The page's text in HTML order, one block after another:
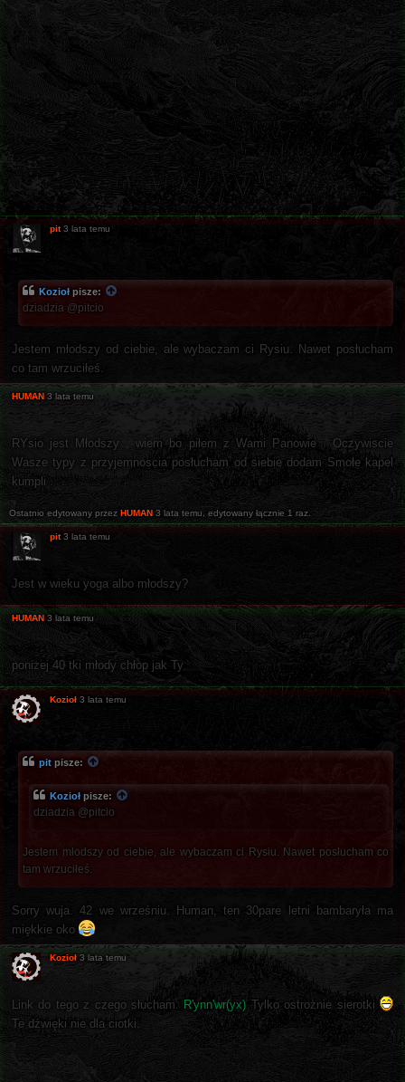
pit 3 lata temu
Kozioł pisze:
dziadzia @pitcio
Jestem młodszy od ciebie, ale wybaczam ci Rysiu. Nawet posłucham
co tam wrzuciłeś.
HUMAN 3 lata temu
RYsio jest Młodszy , wiem bo piłem z Wami Panowie . Oczywiscie
Wasze typy z przyjemnoscia posłucham od siebie dodam Smołe kapel
kumpli .
Ostatnio edytowany przez HUMAN 3 lata temu , edytowany łącznie 1 raz.
pit 3 lata temu
Jest w wieku yoga albo młodszy?
HUMAN 3 lata temu
poniżej 40 tki młody chłop jak Ty
Kozioł 3 lata temu
pit pisze:
Kozioł pisze:
dziadzia @pitcio
Jestem młodszy od ciebie, ale wybaczam ci Rysiu. Nawet posłucham co
tam wrzuciłeś.
Sorry wuja. 42 we wrześniu. Human, ten 30pare letni bambaryła ma
miękkie oko
Kozioł 3 lata temu
Link do tego z czego słucham. R'ynn'wr​(​yx) Tylko ostrożnie sierotki
Te dźwięki nie dla ciotki.